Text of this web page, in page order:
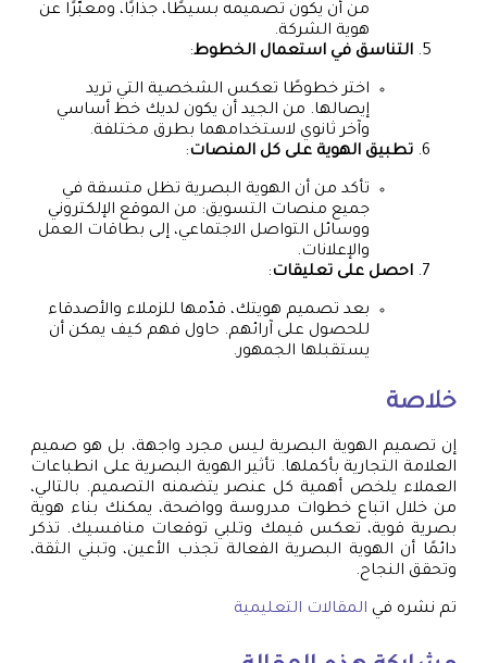
من أن يكون تصميمه بسيطًا، جذابًا، ومعبّرًا عن
هوية الشركة.
التناسق في استعمال الخطوط:
اختر خطوطًا تعكس الشخصية التي تريد
إيصالها. من الجيد أن يكون لديك خط أساسي
وآخر ثانوي لاستخدامهما بطرق مختلفة.
تطبيق الهوية على كل المنصات:
تأكد من أن الهوية البصرية تظل متسقة في
جميع منصات التسويق: من الموقع الإلكتروني
ووسائل التواصل الاجتماعي، إلى بطاقات العمل
والإعلانات.
احصل على تعليقات:
بعد تصميم هويتك، قدّمها للزملاء والأصدقاء
للحصول على آرائهم. حاول فهم كيف يمكن أن
يستقبلها الجمهور.
خلاصة
إن تصميم الهوية البصرية ليس مجرد واجهة، بل هو صميم
العلامة التجارية بأكملها. تأثير الهوية البصرية على انطباعات
العملاء يلخص أهمية كل عنصر يتضمنه التصميم. بالتالي،
من خلال اتباع خطوات مدروسة وواضحة، يمكنك بناء هوية
بصرية قوية، تعكس قيمك وتلبي توقعات منافسيك. تذكر
دائمًا أن الهوية البصرية الفعالة تجذب الأعين، وتبني الثقة،
وتحقق النجاح.
تم نشره في المقالات التعليمية